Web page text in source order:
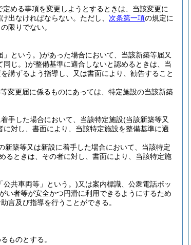
める事項を変更しようとするときは、当該変更に
出なければならない。 ただし、 次条第一項の規定に
限りでない。
」という。)があった場合において、当該新築等届又
同じ。)が整備基準に適合しないと認めるときは、当
講ずるよう指導し、又は書面により、勧告すること
変更届に係るものにあっては、特定施設の当該新築
手した場合において、当該特定施設(当該新築等又
対し、書面により、当該特定施設を整備基準に適
築等又は新設に着手した場合において、当該特定
るときは、その者に対し、書面により、当該特定施
公共車両等」という。)又は案内標識、公衆電話ボッ
い者等が安全かつ円滑に利用できるようにするため
言及び指導を行うことができる。
ものとする。